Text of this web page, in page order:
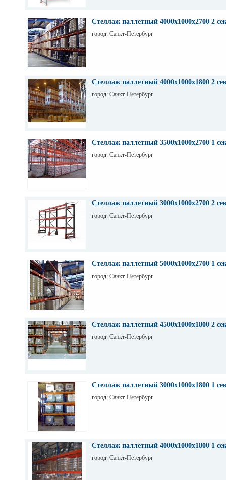
Стеллаж паллетный 4000х1000х2700 2
город: Санкт-Петербург
Стеллаж паллетный 4000х1000х1800 2
город: Санкт-Петербург
Стеллаж паллетный 3500х1000х2700 1
город: Санкт-Петербург
Стеллаж паллетный 3000х1000х2700 2
город: Санкт-Петербург
Стеллаж паллетный 5000х1000х2700 1
город: Санкт-Петербург
Стеллаж паллетный 4500х1000х1800 2
город: Санкт-Петербург
Стеллаж паллетный 3000х1000х1800 1
город: Санкт-Петербург
Стеллаж паллетный 4000х1000х1800 1
город: Санкт-Петербург